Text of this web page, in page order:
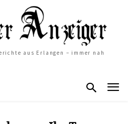
aus Erlangen – immer nah